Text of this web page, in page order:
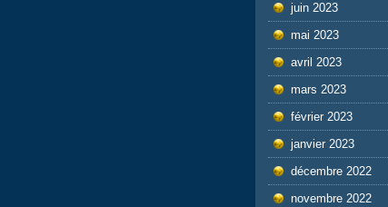
juin 2023
mai 2023
avril 2023
mars 2023
février 2023
janvier 2023
décembre 2022
novembre 2022